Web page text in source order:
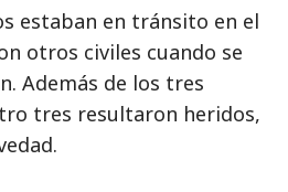
estaban en tránsito en el
otros civiles cuando se
Además de los tres
tres resultaron heridos,